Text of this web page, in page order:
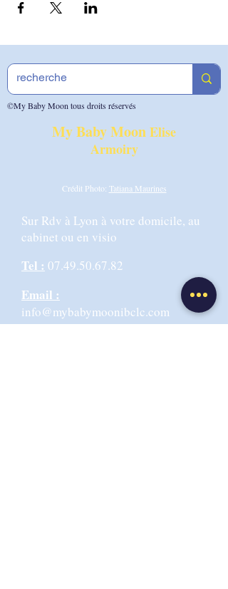
©My Baby Moon tous droits réservés
My Baby MoonElise
Armoiry
Crédit Photo: Tatiana Maurines
Sur Rdv à Lyon à votre domicile, au
cabinet ou en visio
Tel : 07.49.50.67.82
Email :
info@mybabymoonibclc.com